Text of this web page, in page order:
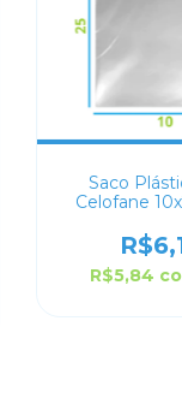
Saco
Celofane
R$5,84